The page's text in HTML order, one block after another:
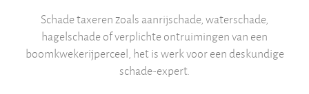
Schade taxeren zoals aanrijschade, waterschade,
hagelschade of verplichte ontruimingen van een
boomkwekerijperceel, het is werk voor een deskundige
schade-expert.